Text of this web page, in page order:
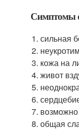
Симптомы
сильная
кожа на
живот
общая